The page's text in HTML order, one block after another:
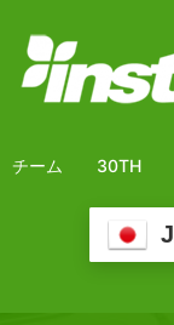
チーム 30TH